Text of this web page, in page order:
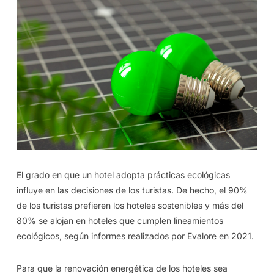
El grado en que un hotel adopta prácticas ecológicas
influye en las decisiones de los turistas. De hecho, el 90%
de los turistas prefieren los hoteles sostenibles y más del
80% se alojan en hoteles que cumplen lineamientos
ecológicos, según informes realizados por Evalore en 2021.
Para que la renovación energética de los hoteles sea